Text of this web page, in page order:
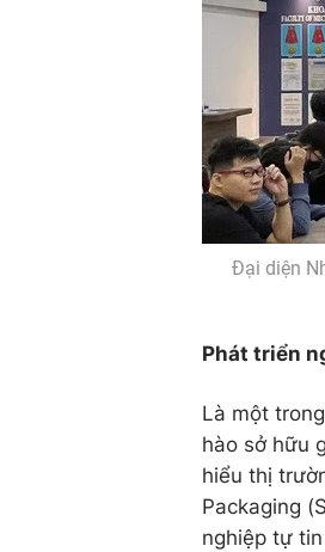
Đại diện
Phát triển
Là một
hào sở hữu
hiểu thị
Packaging
nghiệp tự